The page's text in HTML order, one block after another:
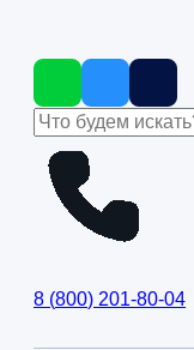
8 (800) 201-80-04